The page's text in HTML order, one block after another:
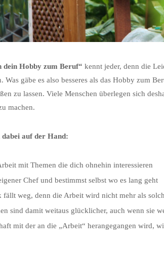
dein Hobby zum Beruf“ kennt jeder, denn die
Was gäbe es also besseres als das Hobby zum
zu lassen. Viele Menschen überlegen sich
machen.
auf der Hand:
mit Themen die dich ohnehin interessieren
Chef und bestimmst selbst wo es lang geht
fällt weg, denn die Arbeit wird nicht mehr als
sind damit weitaus glücklicher, auch wenn sie
mit der an die „Arbeit“ herangegangen wird,